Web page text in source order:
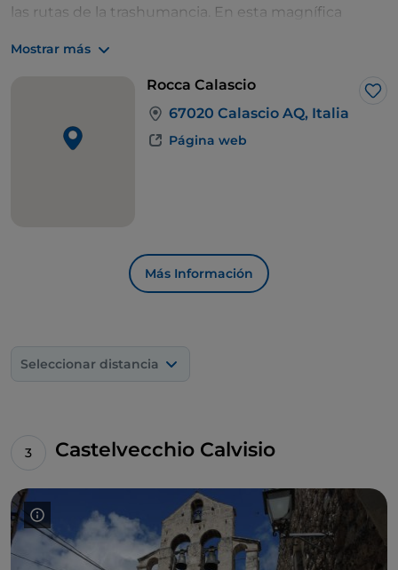
las rutas de la trashumancia. En esta magnífica
meteremos en la piel de los soldados que
observaban a los pastores que migraban con sus
Mostrar más
Rocca Calascio
Me
67020 Calascio AQ, Italia
Página web
Más Información
Seleccionar distancia
Castelvecchio Calvisio